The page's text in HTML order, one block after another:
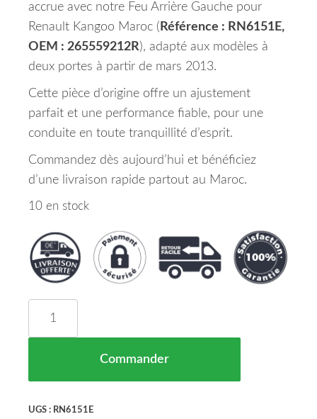
accrue avec notre Feu Arrière Gauche pour
Renault Kangoo Maroc ( Référence : RN6151E,
OEM : 265559212R), adapté aux modèles à
deux portes à partir de mars 2013.
Cette pièce d’origine offre un ajustement
parfait et une performance fiable, pour une
conduite en toute tranquillité d’esprit.
Commandez dès aujourd’hui et bénéficiez
d’une livraison rapide partout au Maroc.
10 en stock
Commander
UGS : RN6151E